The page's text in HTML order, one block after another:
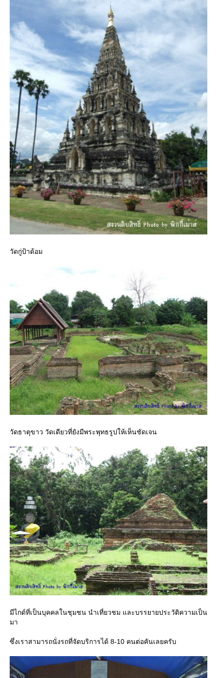
วัดกู่ป้าด้อม
วัดธาตุขาว วัดเดียวที่ยังมีพระพุทธรูปให้เห็นชัดเจน
มีไกด์ที่เป็นบุคคลในชุมชน นำเที่ยวชม และบรรยายประวัติความเป็น
มา
ซึ่งเราสามารถนั่งรถที่จัดบริการได้ 8-10 คนต่อคันเลยครับ